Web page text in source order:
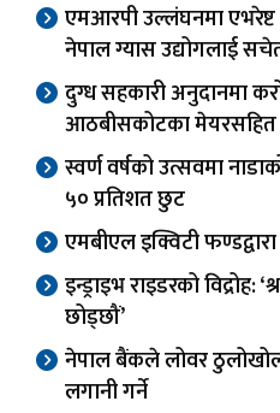
एमआरपी उल्लंघनमा एभरेष्ट
नेपाल ग्यास उद्योगलाई
दुग्ध सहकारी अनुदानमा
आठबीसकोटका मेयरसहित
स्वर्ण वर्षको उत्सवमा
५० प्रतिशत छुट
एमबीएल इक्विटी
इन्ड्राइभ राइडरको
छोड्छौं’
नेपाल बैंकले लोवर
लगानी गर्ने